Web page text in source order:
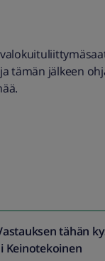
tämän jälkeen
tähän
Keinotekoinen